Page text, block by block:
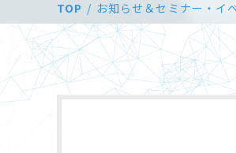
TOP お知らせ＆セミナー・イ